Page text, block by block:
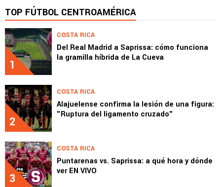
TOP FÚTBOL CENTROAMÉRICA
1
COSTA RICA
Del Real Madrid a Saprissa: cómo funciona
la gramilla híbrida de La Cueva
2
COSTA RICA
Alajuelense confirma la lesión de una figura:
"Ruptura del ligamento cruzado"
3
COSTA RICA
Puntarenas vs. Saprissa: a qué hora y dónde
ver EN VIVO